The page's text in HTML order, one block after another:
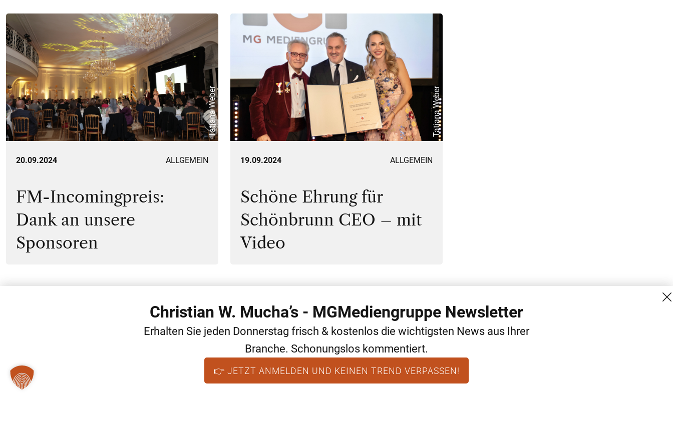
Tatjana Weber
20.09.2024 ALLGEMEIN
FM-Incomingpreis:
Dank an unsere
Sponsoren
Tatjana Weber
19.09.2024 ALLGEMEIN
Schöne Ehrung für
Schönbrunn CEO – mit
Video
WEITERE THEMEN ALLGEMEIN NEWS
Christian W. Mucha’s - MGMediengruppe Newsletter
Erhalten Sie jeden Donnerstag frisch & kostenlos die wichtigsten News aus Ihrer
Branche. Schonungslos kommentiert.
👉 JETZT ANMELDEN UND KEINEN TREND VERPASSEN!